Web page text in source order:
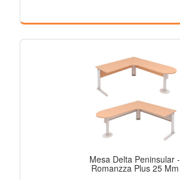
Mesa Delta Peninsular -
Romanzza Plus 25 Mm